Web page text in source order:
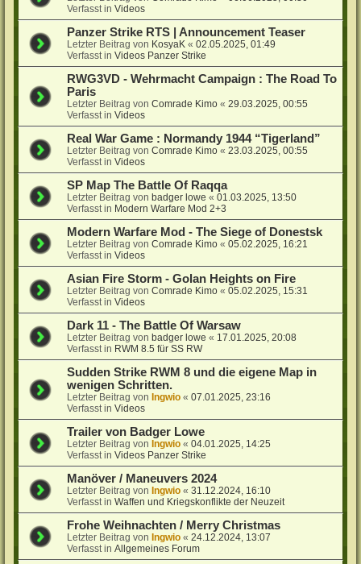
Verfasst inVideos
Panzer Strike RTS | Announcement Teaser
Letzter Beitrag von KosyaK «02.05.2025, 01:49
Verfasst inVideos Panzer Strike
RWG3VD - Wehrmacht Campaign : The Road To
Paris
Letzter Beitrag vonComrade Kimo «29.03.2025, 00:55
Verfasst inVideos
Real War Game : Normandy 1944 “Tigerland”
Letzter Beitrag vonComrade Kimo «23.03.2025, 00:55
Verfasst inVideos
SP Map The Battle Of Raqqa
Letzter Beitrag vonbadger lowe «01.03.2025, 13:50
Verfasst in Modern Warfare Mod 2+3
Modern Warfare Mod - The Siege of Donestsk
Letzter Beitrag vonComrade Kimo «05.02.2025, 16:21
Verfasst inVideos
Asian Fire Storm - Golan Heights on Fire
Letzter Beitrag vonComrade Kimo «05.02.2025, 15:31
Verfasst inVideos
Dark 11 - The Battle Of Warsaw
Letzter Beitrag vonbadger lowe « 17.01.2025, 20:08
Verfasst in RWM 8.5 für SS RW
Sudden Strike RWM 8 und die eigene Map in
wenigen Schritten.
Letzter Beitrag vonIngwio «07.01.2025, 23:16
Verfasst inVideos
Trailer von Badger Lowe
Letzter Beitrag vonIngwio «04.01.2025, 14:25
Verfasst inVideos Panzer Strike
Manöver / Maneuvers 2024
Letzter Beitrag vonIngwio «31.12.2024, 16:10
Verfasst inWaffen und Kriegskonflikte der Neuzeit
Frohe Weihnachten / Merry Christmas
Letzter Beitrag vonIngwio «24.12.2024, 13:07
Verfasst inAllgemeines Forum